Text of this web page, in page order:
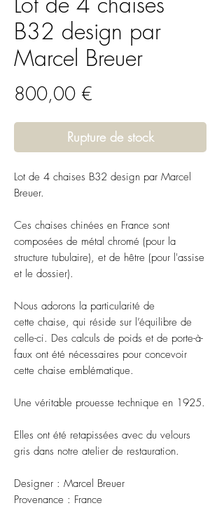
B32 design par
Marcel Breuer
800,00 €
Rupture de stock
Lot de 4 chaises B32 design par Marcel
Breuer.
Ces chaises chinées en France sont
composées de métal chromé (pour la
structure tubulaire), et de hêtre (pour l'assise
et le dossier).
Nous adorons la particularité de
cette chaise, qui réside sur l’équilibre de
celle-ci. Des calculs de poids et de porte-à-
faux ont été nécessaires pour concevoir
cette chaise emblématique.
Une véritable prouesse technique en 1925.
Elles ont été retapissées avec du velours
gris dans notre atelier de restauration.
Designer : Marcel Breuer
Provenance : France